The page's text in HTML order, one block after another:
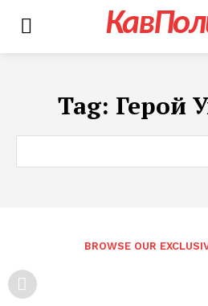
Tag: Герой
BROWSE OUR